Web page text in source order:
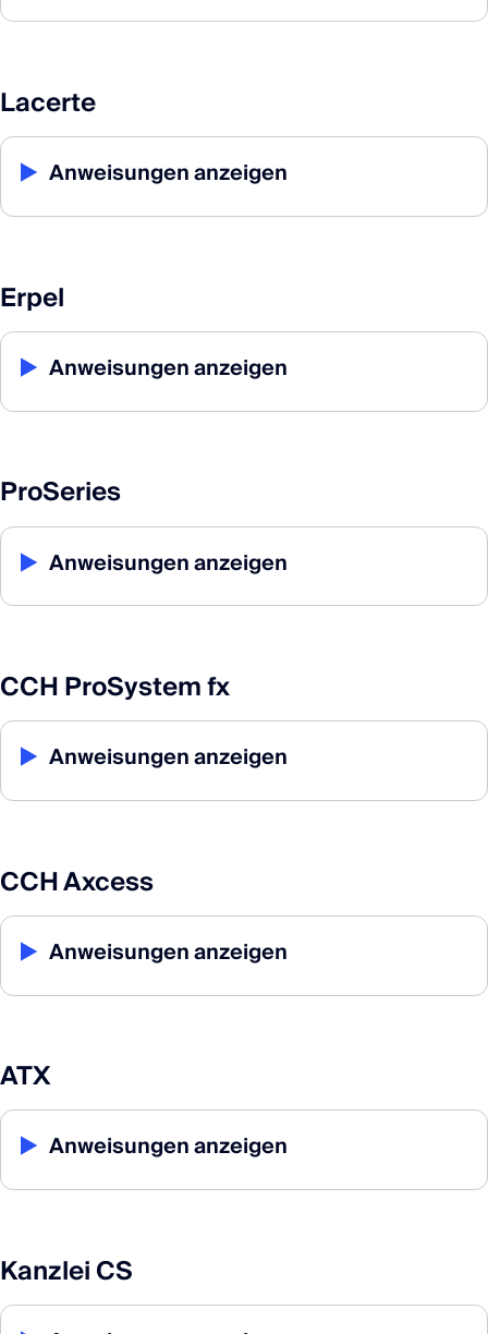
Lacerte
▶ Anweisungen anzeigen
Erpel
▶ Anweisungen anzeigen
ProSeries
▶ Anweisungen anzeigen
CCH ProSystem fx
▶ Anweisungen anzeigen
CCH Axcess
▶ Anweisungen anzeigen
ATX
▶ Anweisungen anzeigen
Kanzlei CS